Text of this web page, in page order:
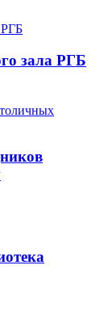
зала РГБ